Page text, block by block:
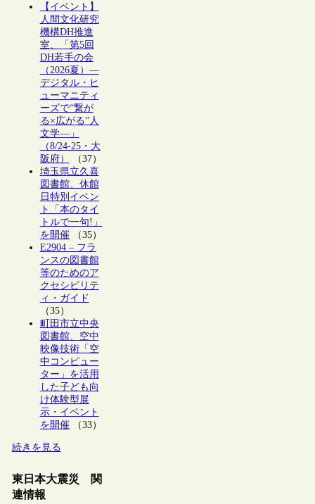
【イベント】
人間文化研究
機構DH推進
室、「第5回
DH若手の会
（2026夏）―
デジタル・ヒ
ューマニティ
ーズで“繋が
る×広がる”人
文学―」
（8/24-25・大
阪府）
（37）
埼玉県立久喜
図書館、休館
日特別イベン
ト「本のタイ
トルで一句!」
を開催（35）
E2904 – フラ
ンスの図書館
等のためのア
クセシビリテ
ィ・ガイド
（35）
町田市立中央
図書館、空中
映像技術「空
中コンピュー
ター」を活用
した子ども向
け体験型展
示・イベント
を開催（33）
続きを見る
東日本大震災 関
連情報